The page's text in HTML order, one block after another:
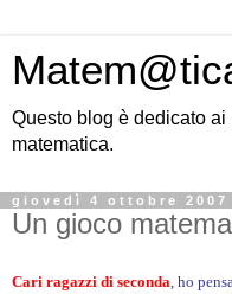
Questo blog è dedicato
matematica.
giovedì 4 ottobre 2007
Un gioco
Cari ragazzi di seconda , ho